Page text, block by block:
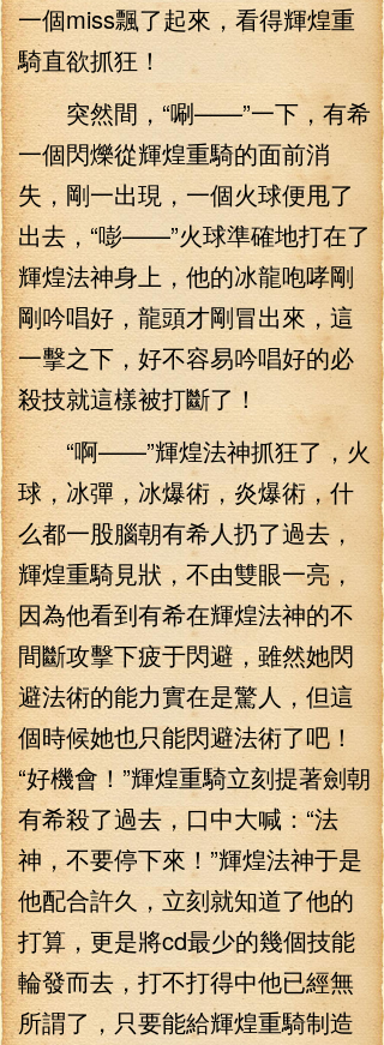
一個miss飄了起來，看得輝煌重
騎直欲抓狂！
突然間，“唰——”一下，有希
一個閃爍從輝煌重騎的面前消
失，剛一出現，一個火球便甩了
出去，“嘭——”火球準確地打在了
輝煌法神身上，他的冰龍咆哮剛
剛吟唱好，龍頭才剛冒出來，這
一擊之下，好不容易吟唱好的必
殺技就這樣被打斷了！
“啊——”輝煌法神抓狂了，火
球，冰彈，冰爆術，炎爆術，什
么都一股腦朝有希人扔了過去，
輝煌重騎見狀，不由雙眼一亮，
因為他看到有希在輝煌法神的不
間斷攻擊下疲于閃避，雖然她閃
避法術的能力實在是驚人，但這
個時候她也只能閃避法術了吧！
“好機會！”輝煌重騎立刻提著劍朝
有希殺了過去，口中大喊：“法
神，不要停下來！”輝煌法神于是
他配合許久，立刻就知道了他的
打算，更是將cd最少的幾個技能
輪發而去，打不打得中他已經無
所謂了，只要能給輝煌重騎制造